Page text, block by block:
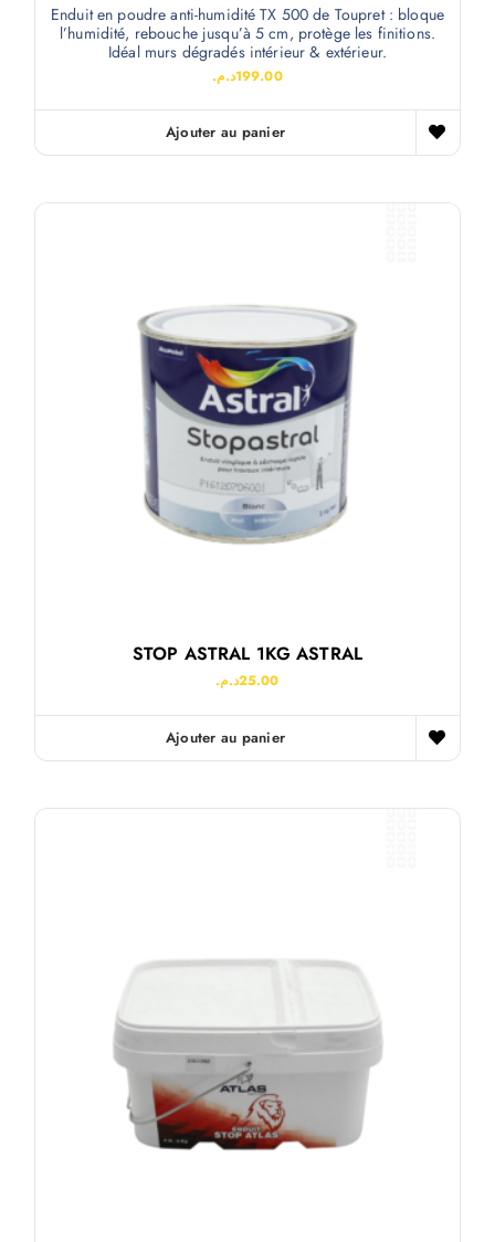
Enduit en poudre anti-humidité TX 500 de Toupret : bloque
l’humidité, rebouche jusqu’à 5 cm, protège les finitions.
Idéal murs dégradés intérieur & extérieur.
199.00د.م.
Ajouter au panier
STOP ASTRAL 1KG ASTRAL
25.00د.م.
Ajouter au panier